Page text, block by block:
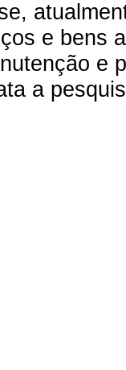
e bens
e
a